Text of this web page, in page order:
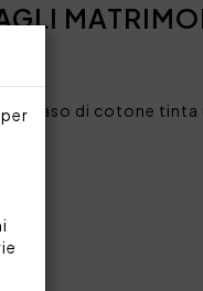
in raso di cotone